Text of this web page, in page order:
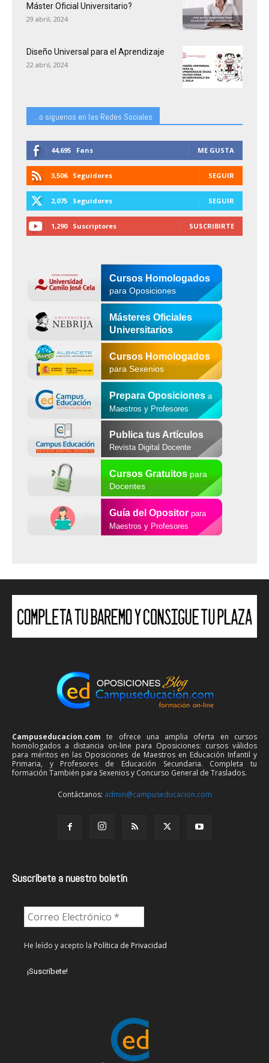
Máster Oficial Universitario?
29 abril, 2024
Diseño Universal para el Aprendizaje
22 abril, 2024
...o siguenos en las Redes Sociales
44,695 Fans ME GUSTA
3,506 Seguidores SEGUIR
2,075 Seguidores SEGUIR
1,290 Suscriptores SUSCRIBIRTE
Cursos Homologados
para Oposiciones
Másteres Oficiales
Universitarios
Cursos Homologados
para Sexenios
Prepara Oposiciones a
Maestros y Profesores
Publica tus Artículos
Revista Digital Docente
Cursos Gratuitospara
Docentes
Guía del Opositor para
Maestros y Profesores
Campuseducacion.com te ofrece una amplia oferta en cursos
homologados a distancia on-line para Oposiciones: cursos válidos
para méritos en las Oposiciones de Maestros en Educación Infantil y
Primaria, y Profesores de Educación Secundaria. Completa tu
formación También para Sexenios y Concurso General de Traslados.
Contáctanos: admin@campuseducacion.com
Suscríbete a nuestro boletín
He leído y acepto la Política de Privacidad